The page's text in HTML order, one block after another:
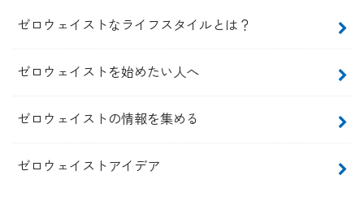
ゼロウェイストなライフスタイルとは？
ゼロウェイストを始めたい人へ
ゼロウェイストの情報を集める
ゼロウェイストアイデア